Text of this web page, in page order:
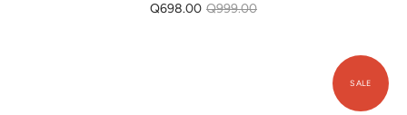
Q698.00 Q999.00